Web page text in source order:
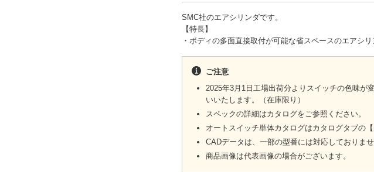
SMC社のエアシリンダです。
【特長】
・ボディの多面直接取付が可能な省スペースのエアシリ
ご注意
2025年3月1日工場出荷分よりスイッチの色味が
いいたします。（在庫限り）
スペックの詳細はカタログをご参照ください。
オートスイッチ単体カタログはカタログタブの
CADデータは、一部の型番には対応しておりませ
商品画像は代表画像の場合がございます。